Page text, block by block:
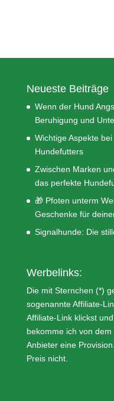
Neueste Beiträge
Wenn der Hund
Beruhigung und
Wichtige Aspekte
Hundefutters
Zwischen Marken
das perfekte
🎁 Pfoten unterm
Geschenke für
Signalhunde: Die
Werbelinks:
Die mit Sternchen (*)
sogenannte Affiliate-
Affiliate-Link klickst
bekomme ich von
Anbieter eine
Preis nicht.